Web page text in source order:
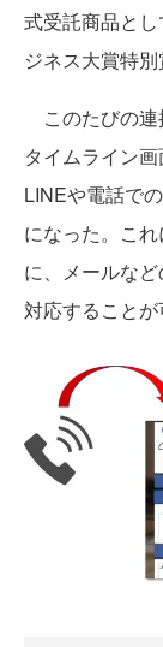
式受託商品と
ジネス大賞特別
このたびの連
タイムライン画
LINEや電話で
になった。こ
に、メールな
対応することが